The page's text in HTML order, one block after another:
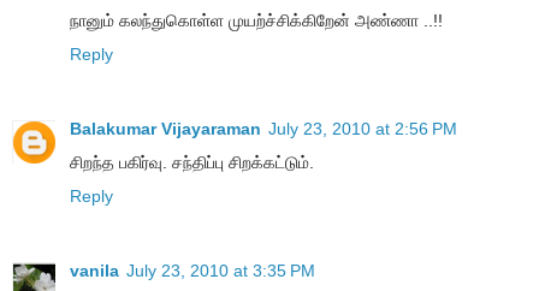
நானும் கலந்துகொள்ள முயற்ச்சிக்கிறேன் அண்ணா ..!!
Reply
Balakumar Vijayaraman July 23, 2010 at 2:56 PM
சிறந்த பகிர்வு. சந்திப்பு சிறக்கட்டும்.
Reply
vanila July 23, 2010 at 3:35 PM